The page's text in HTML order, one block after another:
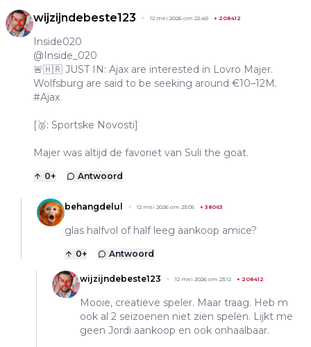
wijzijndebeste123 12 mei 2026 om 22:40 + 208412
Inside020
@Inside_020
🚨🇭🇷 JUST IN: Ajax are interested in Lovro Majer.
Wolfsburg are said to be seeking around €10–12M.
#Ajax
[🥈: Sportske Novosti]
Majer was altijd de favoriet van Suli the goat.
0+ Antwoord
behangdelul 12 mei 2026 om 23:05 + 38063
glas halfvol of half leeg aankoop amice?
0+ Antwoord
wijzijndebeste123 12 mei 2026 om 23:12 + 208412
Mooie, creatieve speler. Maar traag. Heb m
ook al 2 seizoenen niet zien spelen. Lijkt me
geen Jordi aankoop en ook onhaalbaar.